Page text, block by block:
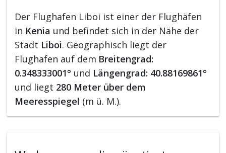
Der Flughafen Liboi ist einer der Flughäfen
in Kenia und befindet sich in der Nähe der
Stadt Liboi. Geographisch liegt der
Flughafen auf dem Breitengrad:
0.348333001° und Längengrad: 40.88169861°
und liegt 280 Meter über dem
Meeresspiegel (m ü. M.).